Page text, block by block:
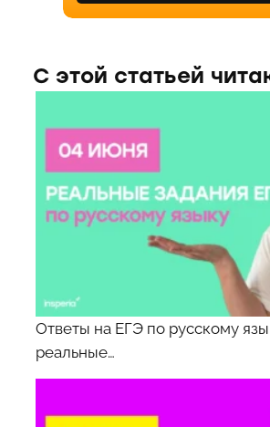
С этой статьей
Ответы на ЕГЭ по русскому
реальные…